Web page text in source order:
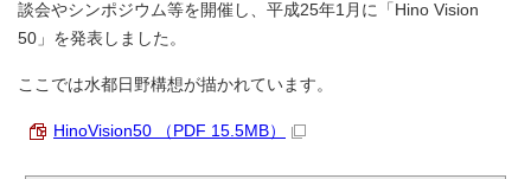
談会やシンポジウム等を開催し、平成25年1月に「Hino Vision
50」を発表しました。
ここでは水都日野構想が描かれています。
HinoVision50 （PDF 15.5MB）